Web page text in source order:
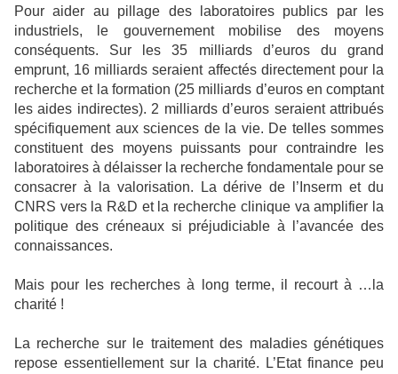
Pour aider au pillage des laboratoires publics par les
industriels, le gouvernement mobilise des moyens
conséquents. Sur les 35 milliards d’euros du grand
emprunt, 16 milliards seraient affectés directement pour la
recherche et la formation (25 milliards d’euros en comptant
les aides indirectes). 2 milliards d’euros seraient attribués
spécifiquement aux sciences de la vie. De telles sommes
constituent des moyens puissants pour contraindre les
laboratoires à délaisser la recherche fondamentale pour se
consacrer à la valorisation. La dérive de l’Inserm et du
CNRS vers la R&D et la recherche clinique va amplifier la
politique des créneaux si préjudiciable à l’avancée des
connaissances.
Mais pour les recherches à long terme, il recourt à …la
charité !
La recherche sur le traitement des maladies génétiques
repose essentiellement sur la charité. L’Etat finance peu